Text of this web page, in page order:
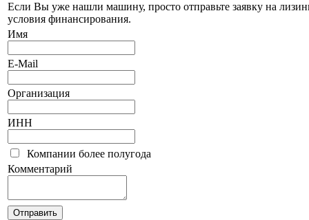
Если Вы уже нашли машину, просто отправьте заявку на
условия финансирования.
Имя
E-Mail
Организация
ИНН
Компании более полугода
Комментарий